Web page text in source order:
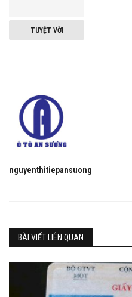
TUYỆT VỜI
nguyenthitiepansuong
BÀI VIẾT LIÊN QUAN